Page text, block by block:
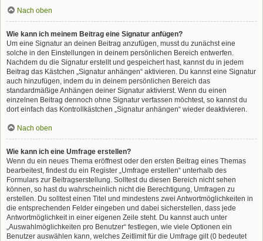
Nach oben
Wie kann ich meinem Beitrag eine Signatur anfügen?
Um eine Signatur an deinen Beitrag anzufügen, musst du zunächst eine
solche in den Einstellungen in deinem persönlichen Bereich entwerfen.
Nachdem du die Signatur erstellt und gespeichert hast, kannst du in jedem
Beitrag das Kästchen „Signatur anhängen“ aktivieren. Du kannst eine Signatur
auch hinzufügen, indem du in deinem persönlichen Bereich das
standardmäßige Anhängen deiner Signatur aktivierst. Wenn du einen
einzelnen Beitrag dennoch ohne Signatur verfassen möchtest, so kannst du
dort einfach das Kontrollkästchen „Signatur anhängen“ wieder deaktivieren.
Nach oben
Wie kann ich eine Umfrage erstellen?
Wenn du ein neues Thema eröffnest oder den ersten Beitrag eines Themas
bearbeitest, findest du ein Register „Umfrage erstellen“ unterhalb des
Formulars zur Beitragserstellung. Solltest du diesen Bereich nicht sehen
können, so hast du wahrscheinlich nicht die Berechtigung, Umfragen zu
erstellen. Du solltest einen Titel und mindestens zwei Antwortmöglichkeiten in
die entsprechenden Felder eingeben und dabei sicherstellen, dass jede
Antwortmöglichkeit in einer eigenen Zeile steht. Du kannst auch unter
„Auswahlmöglichkeiten pro Benutzer“ festlegen, wie viele Optionen ein
Benutzer auswählen kann, welches Zeitlimit für die Umfrage gilt (0 bedeutet